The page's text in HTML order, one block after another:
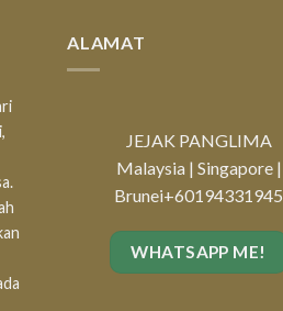
ALAMAT
JEJAK PANGLIMA
Malaysia | Singapore |
Brunei+60194331945
WHATSAPP ME!